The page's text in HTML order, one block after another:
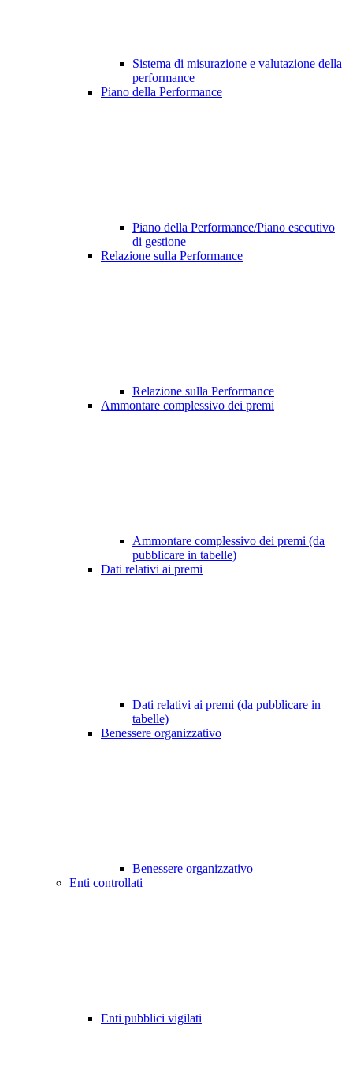
Sistema di misurazione e valutazione della
performance
Piano della Performance
Piano della Performance/Piano esecutivo
di gestione
Relazione sulla Performance
Relazione sulla Performance
Ammontare complessivo dei premi
Ammontare complessivo dei premi (da
pubblicare in tabelle)
Dati relativi ai premi
Dati relativi ai premi (da pubblicare in
tabelle)
Benessere organizzativo
Benessere organizzativo
Enti controllati
Enti pubblici vigilati